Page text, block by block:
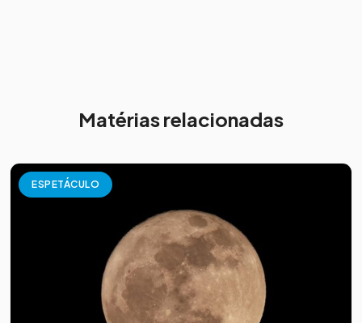
Matérias relacionadas
ESPETÁCULO